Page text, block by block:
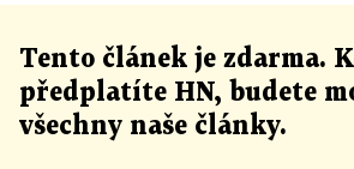
Tento článek je zdarma.
předplatíte HN, budete
všechny naše články.